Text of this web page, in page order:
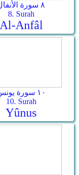
٨ سورة الأنفال
8. Surah
Al-Anfâl
١٠ سورة يونس
10. Surah
Yûnus